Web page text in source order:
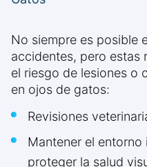
No siempre es posible
accidentes, pero estas
el riesgo de lesiones o
en ojos de gatos:
Revisiones
Mantener el
proteger la salud